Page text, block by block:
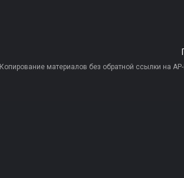
Копирование материалов без обратной ссылки на